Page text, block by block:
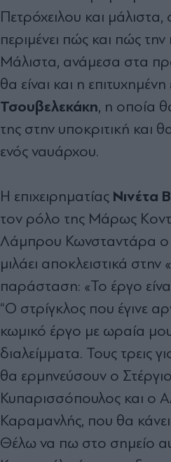
Πετρόχειλου και
περιμένει πώς και πώς
Μάλιστα, ανάμεσα στα
θα είναι και η επιτυχημένη
Τσουβελεκάκη, η οποία
της στην υποκριτική και
ενός ναυάρχου.
Η επιχειρηματίας Νινέτα
τον ρόλο της Μάρως
Λάμπρου Κωνσταντάρα ο
μιλάει αποκλειστικά
παράσταση: «Το έργο
“Ο στρίγκλος που έγινε
κωμικό έργο με ωραία
διαλείμματα. Τους τρεις
θα ερμηνεύσουν ο
Κυπαρισσόπουλος και ο
Καραμανλής, που θα
Θέλω να πω στο σημείο